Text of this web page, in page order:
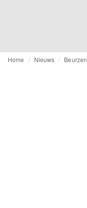
Home Nieuws Beurzen